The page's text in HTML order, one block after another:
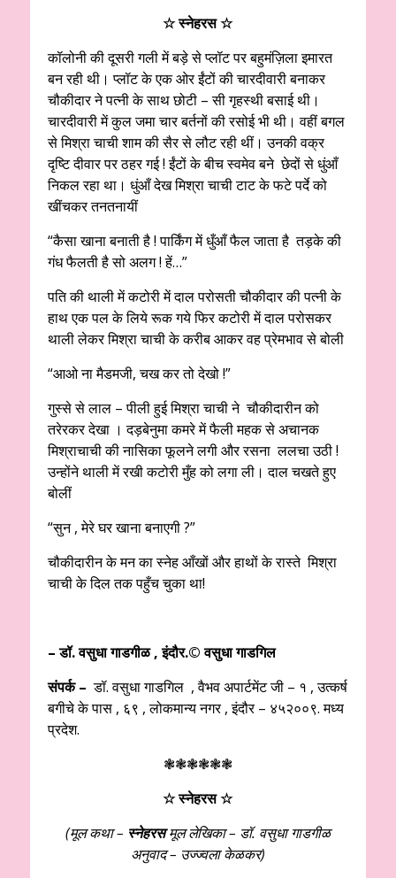
☆ स्नेहरस☆
कॉलोनी की दूसरी गली में बड़े से प्लॉट पर बहुमंज़िला इमारत
बन रही थी। प्लॉट के एक ओर ईंटों की चारदीवारी बनाकर
चौकीदार ने पत्नी के साथ छोटी – सी गृहस्थी बसाई थी।
चारदीवारी में कुल जमा चार बर्तनों की रसोई भी थी। वहीं बगल
से मिश्रा चाची शाम की सैर से लौट रही थीं। उनकी वक्र
दृष्टि दीवार पर ठहर गई ! ईंटों के बीच स्वमेव बने छेदों से धुंआँ
निकल रहा था। धुंआँ देख मिश्रा चाची टाट के फटे पर्दे को
खींचकर तनतनायीं
“कैसा खाना बनाती है ! पार्किंग में धुँआँ फैल जाता है तड़के की
गंध फैलती है सो अलग ! हें…”
पति की थाली में कटोरी में दाल परोसती चौकीदार की पत्नी के
हाथ एक पल के लिये रूक गये फिर कटोरी में दाल परोसकर
थाली लेकर मिश्रा चाची के करीब आकर वह प्रेमभाव से बोली
“आओ ना मैडमजी, चख कर तो देखो !”
गुस्से से लाल – पीली हुई मिश्रा चाची ने चौकीदारीन को
तरेरकर देखा । दड़बेनुमा कमरे में फैली महक से अचानक
मिश्राचाची की नासिका फूलने लगी और रसना ललचा उठी !
उन्होंने थाली में रखी कटोरी मुँह को लगा ली। दाल चखते हुए
बोलीं
“सुन , मेरे घर खाना बनाएगी ?”
चौकीदारीन के मन का स्नेह आँखों और हाथों के रास्ते मिश्रा
चाची के दिल तक पहुँच चुका था!
– डॉ. वसुधा गाडगीळ , इंदौर.© वसुधा गाडगिल
संपर्क – डॉ. वसुधा गाडगिल , वैभव अपार्टमेंट जी – १ , उत्कर्ष
बगीचे के पास , ६९ , लोकमान्य नगर , इंदौर – ४५२००९. मध्य
प्रदेश.
❃❃❃❃❃❃
☆ स्नेहरस☆
(मूल कथा – स्नेहरसमूल लेखिका – डॉ. वसुधा गाडगीळ
अनुवाद – उज्ज्वला केळकर)